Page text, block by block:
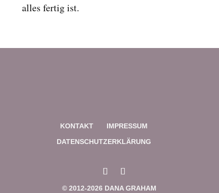
alles fertig ist.
KONTAKT
IMPRESSUM
DATENSCHUTZERKLÄRUNG
© 2012-2026 DANA GRAHAM